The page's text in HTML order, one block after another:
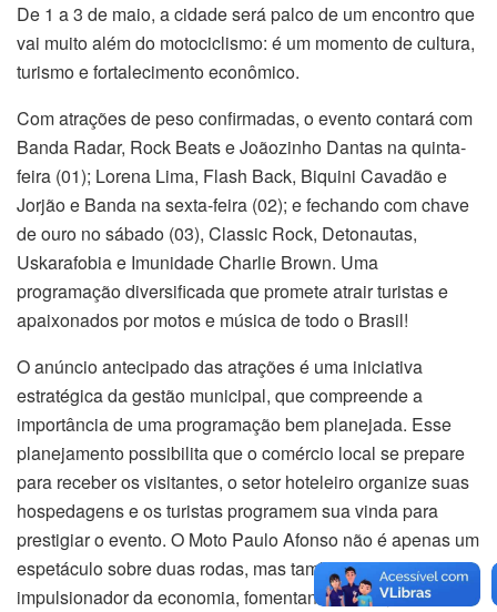
De 1 a 3 de maio, a cidade será palco de um encontro que
vai muito além do motociclismo: é um momento de cultura,
turismo e fortalecimento econômico.
Com atrações de peso confirmadas, o evento contará com
Banda Radar, Rock Beats e Joãozinho Dantas na quinta-
feira (01); Lorena Lima, Flash Back, Biquini Cavadão e
Jorjão e Banda na sexta-feira (02); e fechando com chave
de ouro no sábado (03), Classic Rock, Detonautas,
Uskarafobia e Imunidade Charlie Brown. Uma
programação diversificada que promete atrair turistas e
apaixonados por motos e música de todo o Brasil!
O anúncio antecipado das atrações é uma iniciativa
estratégica da gestão municipal, que compreende a
importância de uma programação bem planejada. Esse
planejamento possibilita que o comércio local se prepare
para receber os visitantes, o setor hoteleiro organize suas
hospedagens e os turistas programem sua vinda para
prestigiar o evento. O Moto Paulo Afonso não é apenas um
espetáculo sobre duas rodas, mas também um
impulsionador da economia, fomentando bares,